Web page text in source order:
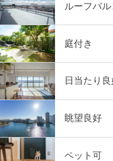
ルーフバ
庭付き
日当たり
眺望良好
ペット可